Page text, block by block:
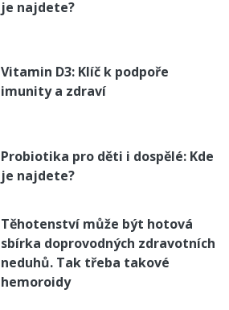
je najdete?
Vitamin D3: Klíč k podpoře
imunity a zdraví
Probiotika pro děti i dospělé: Kde
je najdete?
Těhotenství může být hotová
sbírka doprovodných zdravotních
neduhů. Tak třeba takové
hemoroidy